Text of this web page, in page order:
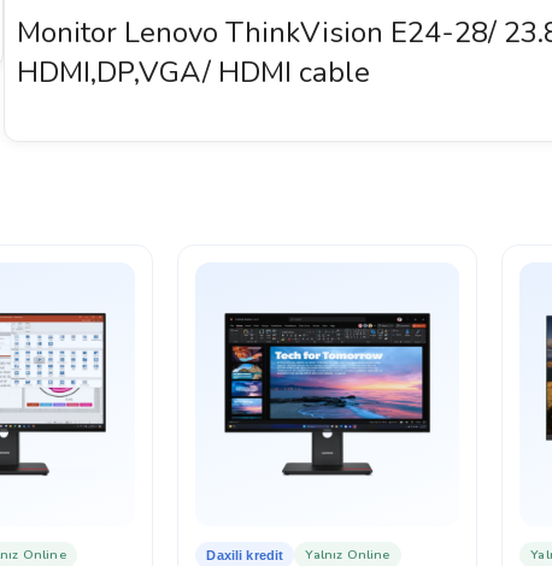
Monitor Lenovo ThinkVision E24-28/
HDMI,DP,VGA/ HDMI cable
Online Daxili kredit Yalnız Online